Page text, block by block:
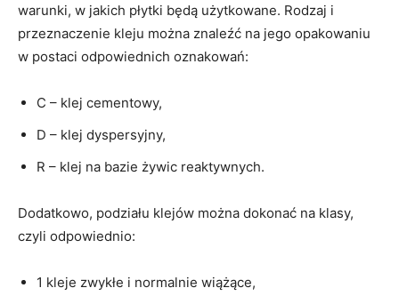
warunki, w jakich płytki będą użytkowane. Rodzaj i
przeznaczenie kleju można znaleźć na jego opakowaniu
w postaci odpowiednich oznakowań:
C – klej cementowy,
D – klej dyspersyjny,
R – klej na bazie żywic reaktywnych.
Dodatkowo, podziału klejów można dokonać na klasy,
czyli odpowiednio:
1 kleje zwykłe i normalnie wiążące,